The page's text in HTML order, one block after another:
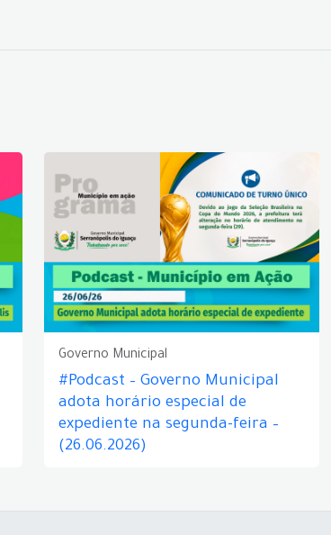
Governo Municipal
#Podcast – Governo Municipal
adota horário especial de
expediente na segunda-feira –
(26.06.2026)